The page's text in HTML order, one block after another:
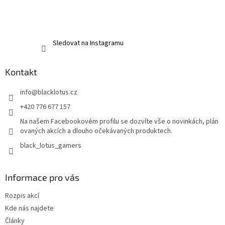
Sledovat na Instagramu
Kontakt
info@blacklotus.cz
+420 776 677 157
Na našem Facebookovém profilu se dozvíte vše o novinkách, plán
ovaných akcích a dlouho očekávaných produktech.
black_lotus_gamers
Informace pro vás
Rozpis akcí
Kde nás najdete
Články